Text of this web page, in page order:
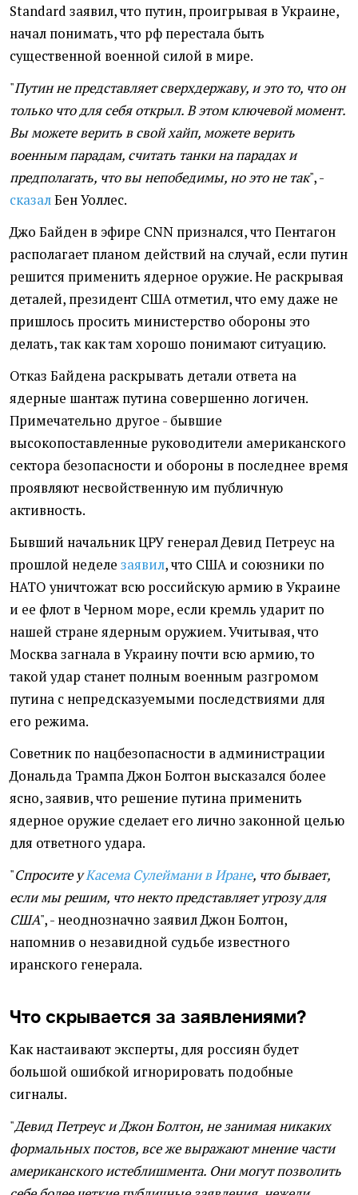
Standard заявил, что путин, проигрывая в Украине,
начал понимать, что рф перестала быть
существенной военной силой в мире.
"Путин не представляет сверхдержаву, и это то, что он
только что для себя открыл. В этом ключевой момент.
Вы можете верить в свой хайп, можете верить
военным парадам, считать танки на парадах и
предполагать, что вы непобедимы, но это не так", -
сказалБен Уоллес.
Джо Байден в эфире CNN признался, что Пентагон
располагает планом действий на случай, если путин
решится применить ядерное оружие. Не раскрывая
деталей, президент США отметил, что ему даже не
пришлось просить министерство обороны это
делать, так как там хорошо понимают ситуацию.
Отказ Байдена раскрывать детали ответа на
ядерные шантаж путина совершенно логичен.
Примечательно другое - бывшие
высокопоставленные руководители американского
сектора безопасности и обороны в последнее время
проявляют несвойственную им публичную
активность.
Бывший начальник ЦРУ генерал Девид Петреус на
прошлой неделе заявил, что США и союзники по
НАТО уничтожат всю российскую армию в Украине
и ее флот в Черном море, если кремль ударит по
нашей стране ядерным оружием. Учитывая, что
Москва загнала в Украину почти всю армию, то
такой удар станет полным военным разгромом
путина с непредсказуемыми последствиями для
его режима.
Советник по нацбезопасности в администрации
Дональда Трампа Джон Болтон высказался более
ясно, заявив, что решение путина применить
ядерное оружие сделает его лично законной целью
для ответного удара.
"Спросите уКасема Сулеймани в Иране, что бывает,
если мы решим, что некто представляет угрозу для
США", - неоднозначно заявил Джон Болтон,
напомнив о незавидной судьбе известного
иранского генерала.
Что скрывается за заявлениями?
Как настаивают эксперты, для россиян будет
большой ошибкой игнорировать подобные
сигналы.
"Девид Петреус и Джон Болтон, не занимая никаких
формальных постов, все же выражают мнение части
американского истеблишмента. Они могут позволить